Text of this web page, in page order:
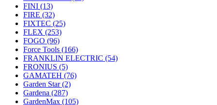
FINI (13)
FIRE (32)
FIXTEC (25)
FLEX (253)
FOGO (96)
Force Tools (166)
FRANKLIN ELECTRIC (54)
FRONIUS (5)
GAMATEH (76)
Garden Star(2)
Gardena (287)
GardenMax (105)